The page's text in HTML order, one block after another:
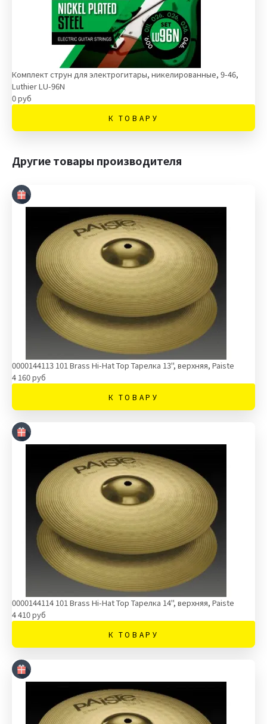
Комплект струн для электрогитары, никелированные, 9-46,
Luthier LU-96N
0 руб
К ТОВАРУ
Другие товары производителя
0000144113 101 Brass Hi-Hat Top Тарелка 13'', верхняя, Paiste
4 160 руб
К ТОВАРУ
0000144114 101 Brass Hi-Hat Top Тарелка 14'', верхняя, Paiste
4 410 руб
К ТОВАРУ